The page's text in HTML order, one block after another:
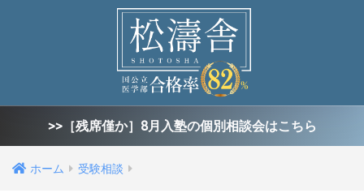
>>［残席僅か］8月入塾の個別相談会はこちら
ホーム 受験相談